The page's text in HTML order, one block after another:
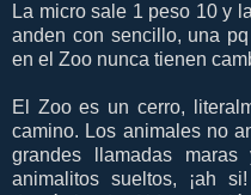
La micro sale 1 peso 10 y
anden con sencillo, una
en el Zoo nunca tienen
El Zoo es un cerro,
camino. Los animales no
grandes llamadas
animalitos sueltos, ¡ah